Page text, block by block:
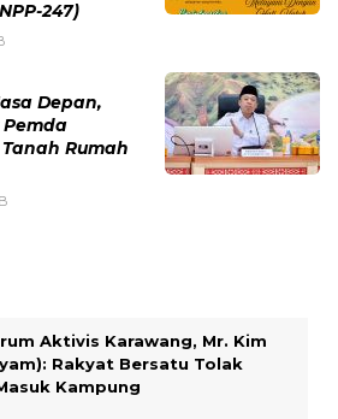
247)
Depan,
Rumah
Aktivis Karawang, Mr. Kim
Rakyat Bersatu Tolak
Kampung